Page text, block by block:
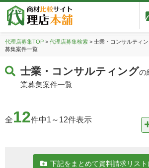
代理店募集TOP> 代理店募集検索> 士業・コンサルティ
募集案件一覧
士業・コンサルティングの
業募集案件一覧
全12件中1～12件表示
下記をまとめて資料請求リスト